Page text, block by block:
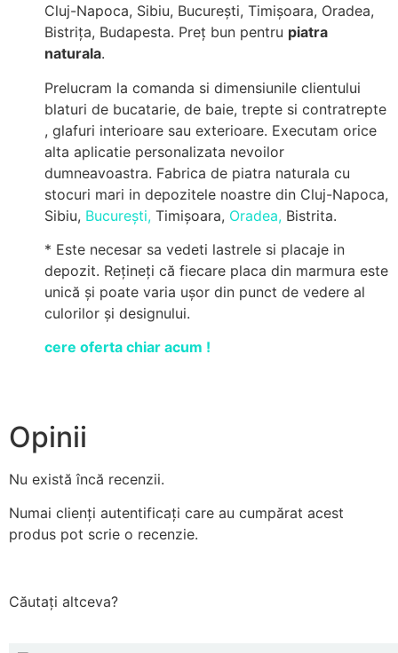
Cluj-Napoca, Sibiu, București, Timișoara, Oradea,
Bistrița, Budapesta. Preț bun pentru piatra
naturala.
Prelucram la comanda si dimensiunile clientului
blaturi de bucatarie, de baie, trepte si contratrepte
, glafuri interioare sau exterioare. Executam orice
alta aplicatie personalizata nevoilor
dumneavoastra. Fabrica de piatra naturala cu
stocuri mari in depozitele noastre din Cluj-Napoca,
Sibiu, București, Timișoara, Oradea, Bistrita.
* Este necesar sa vedeti lastrele si placaje in
depozit. Rețineți că fiecare placa din marmura este
unică și poate varia ușor din punct de vedere al
culorilor și designului.
cere oferta chiar acum !
Opinii
Nu există încă recenzii.
Numai clienți autentificați care au cumpărat acest
produs pot scrie o recenzie.
Căutați altceva?